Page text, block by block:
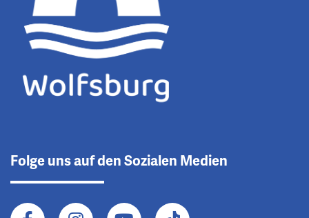
Folge uns auf den Sozialen Medien